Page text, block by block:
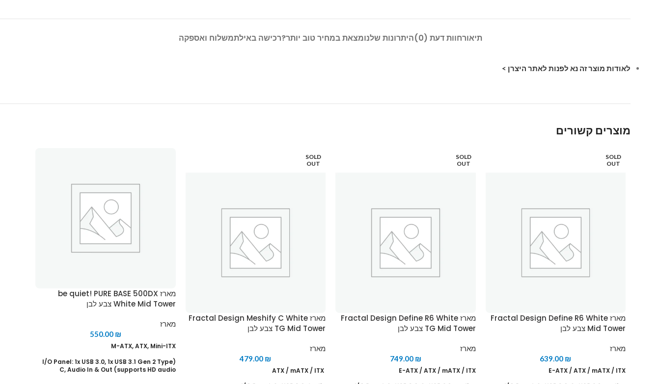
תיאורחוות דעת (0) היתרונות שלנומצאת במחיר טוב יותר?רכישה באילתמשלוח ואספקה
לאודות מוצר זה נא לפנות לאתר היצרן >
מוצרים קשורים
SOLD
OUT
מארז Fractal Design Define R6 White
Mid Tower צבע לבן
מארז
639.00 ₪
E-ATX / ATX / mATX / ITX
SOLD
OUT
מארז Fractal Design Define R6 White
TG Mid Tower צבע לבן
מארז
749.00 ₪
E-ATX / ATX / mATX / ITX
SOLD
OUT
מארז Fractal Design Meshify C White
TG Mid Tower צבע לבן
מארז
479.00 ₪
מארז be quiet! PURE BASE 500DX
White Mid Tower צבע לבן
מארז
550.00 ₪
M-ATX, ATX, Mini-ITX
(I/O Panel: 1x USB 3.0, 1x USB 3.1 Gen 2 Type
C, Audio In & Out (supports HD audio